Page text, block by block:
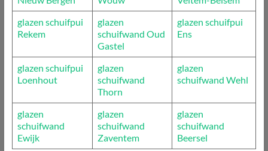
glazen schuifpui
Rekem
glazen
schuifwand Oud
Gastel
glazen schuifpui
Ens
glazen schuifpui
Loenhout
glazen
schuifwand
Thorn
glazen
schuifwand Wehl
glazen
schuifwand
Ewijk
glazen
schuifwand
Zaventem
glazen
schuifwand
Beersel